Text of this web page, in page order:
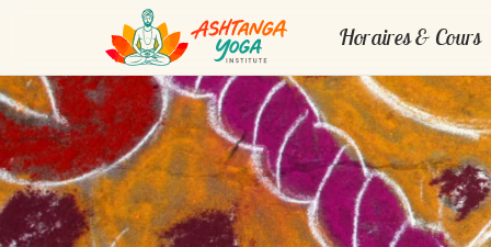
Horaires & Cours